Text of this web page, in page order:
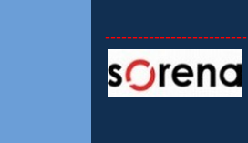
--------------------------